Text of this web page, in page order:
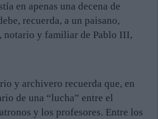
en apenas una decena de
recuerda, a un paisano,
notario y familiar de Pablo III,
y archivero recuerda que, en
de una “lucha” entre el
y los profesores. Entre los